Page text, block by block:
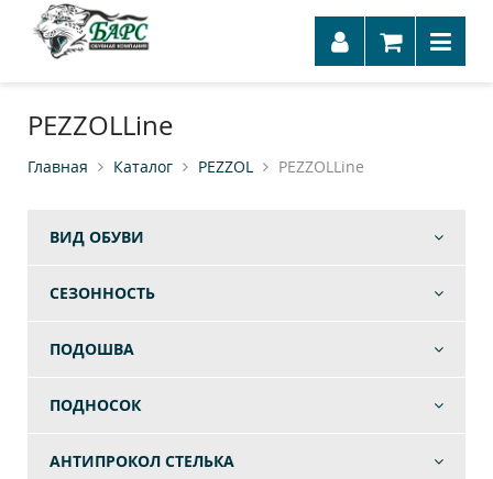
PEZZOLLine
Главная Каталог PEZZOL PEZZOLLine
ВИД ОБУВИ
СЕЗОННОСТЬ
ПОДОШВА
ПОДНОСОК
АНТИПРОКОЛ СТЕЛЬКА